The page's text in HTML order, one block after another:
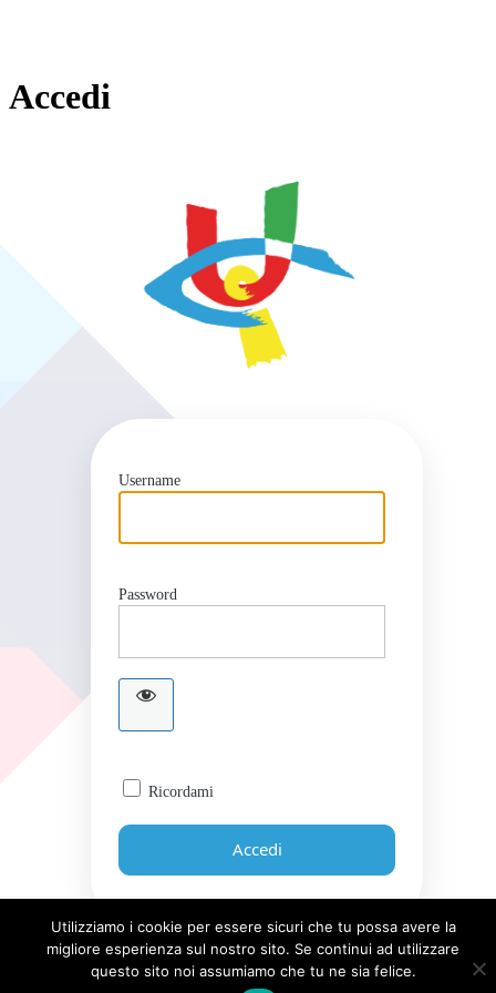
Accedi
Username
Password
Ricordami
Password dimenticata?
Utilizziamo i cookie per essere sicuri che tu possa avere la
migliore esperienza sul nostro sito. Se continui ad utilizzare
questo sito noi assumiamo che tu ne sia felice.